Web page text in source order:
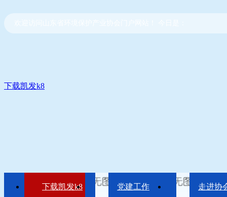
下载凯发k8
下载凯发k8 党建工作 走进协